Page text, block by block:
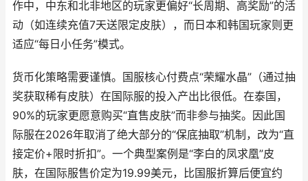
作中，中东和北非地区的玩家更偏好“长周期、高奖励”的活
动（如连续充值7天送限定皮肤），而日本和韩国玩家则更
适应“每日小任务”模式。
货币化策略需要谨慎。国服核心付费点“荣耀水晶”（通过抽
奖获取稀有皮肤）在国际服的投入产出比很低。在泰国，
90%的玩家更愿意购买“直售皮肤”而非参与抽奖。因此国
际服在2026年取消了绝大部分的“保底抽取”机制，改为“直
接定价+限时折扣”。一个典型案例是“李白的凤求凰”皮
肤，在国际服售价定为19.99美元，比国服折算后便宜约